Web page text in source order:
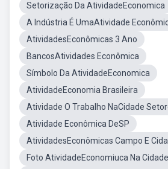
Setorização Da AtividadeEconomica
A Indústria É UmaAtividade
AtividadesEconômicas 3 Ano
BancosAtividades Econômica
Símbolo Da AtividadeEconomica
AtividadeEconomia Brasileira
Atividade O Trabalho NaCidade
Atividade Econômica DeSP
AtividadesEconômicas Campo E
Foto AtividadeEconomiuca Na Cidade